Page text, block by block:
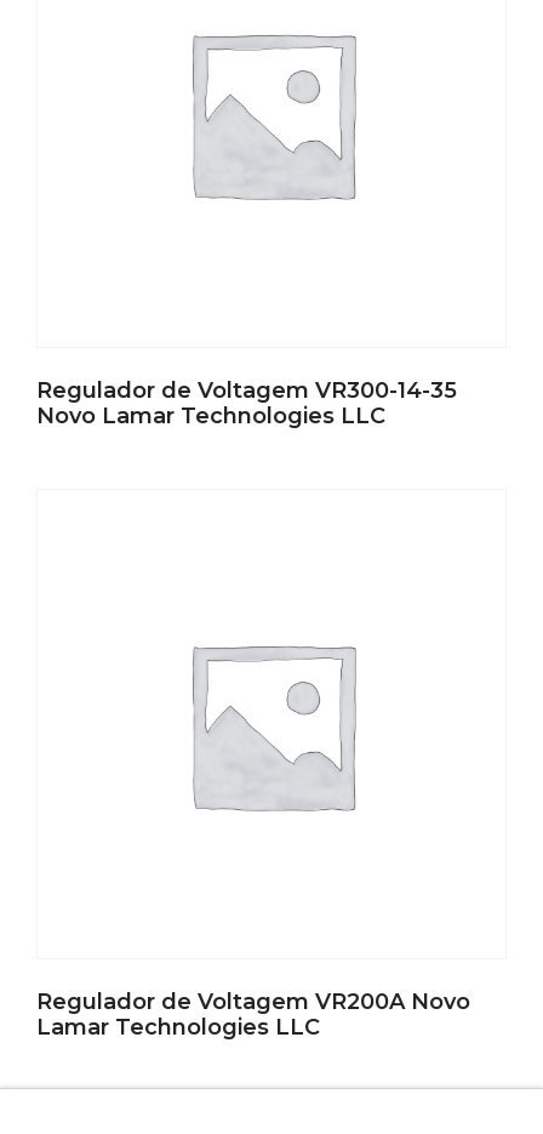
Regulador de Voltagem VR300-14-35
Novo Lamar Technologies LLC
Regulador de Voltagem VR200A Novo
Lamar Technologies LLC